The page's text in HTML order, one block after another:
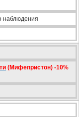
наблюдения
(Мифепристон) -10%